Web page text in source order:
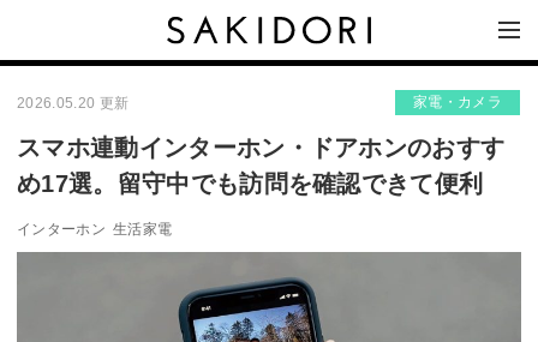
2026.05.20 更新 家電・カメラ
スマホ連動インターホン・ドアホンのおすす
め17選。留守中でも訪問を確認できて便利
インターホン 生活家電